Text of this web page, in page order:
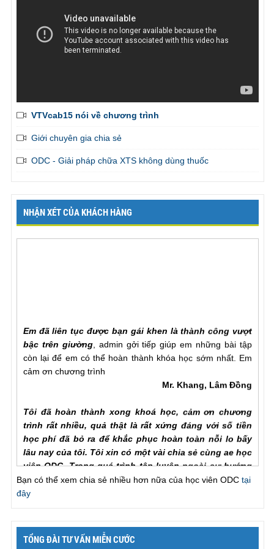
VTVcab15 nói về chương trình
Giới chuyên gia chia sẻ
ODC - Giải pháp chữa XTS không dùng thuốc
NHẬN XÉT CỦA KHÁCH HÀNG
bậc trên giường, admin gởi tiếp giúp em những bài tập
còn lại để em có thể hoàn thành khóa học sớm nhất. Em
cảm ơn chương trình
trình rất nhiều, quả thật là rất xứng đáng với số tiền
học phí đã bỏ ra để khắc phục hoàn toàn nỗi lo bấy
lâu nay của tôi. Tôi xin có một vài chia sẻ cùng ae học
viên ODC. Trong quá trình tập luyện ngoài sự hướng
dẫn của hlv cần hơn hết là sự chia sẻ của ae học viên
với nhau để hiểu rõ từng vấn đề của phương pháp.
Trước khi đến với ODC tình trạng của tôi rất tệ, qh chỉ
sẻ với chuong trinh, tôi đã chăm chỉ làm lại từ đầu và
Bạn có thể xem chia sẻ nhiều hơn nữa của học viên ODC tại
đây
TỔNG ĐÀI TƯ VẤN MIỄN CƯỚC